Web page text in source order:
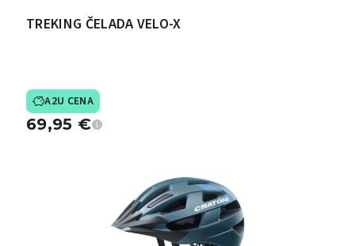
TREKING ČELADA VELO-X
A2U CENA
69,95 €